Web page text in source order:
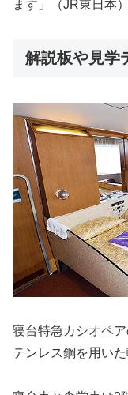
ます」（JR東日本）
解説板や見学
寝台特急カシオペ
テンレス鋼を用いた